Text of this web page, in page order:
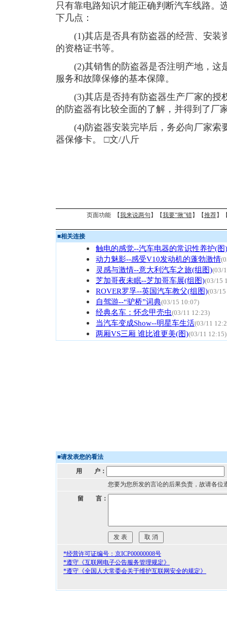
只有靠电路知识才能正确判断汽车线路。
下几点：
(1)其店是否具有防盗器的经营、安装
的资格证书等。
(2)其销售的防盗器是否注明产地，这
服务和故障保修的基本保障。
(3)其店是否持有防盗器生产厂家的授
的防盗器有比较全面的了解，并得到了厂
(4)防盗器安装完毕后，务必向厂家索
器保修卡。 □文/八斤
页面功能 【我来说两句 】【我要“揪”错】【推荐】
■相关连接
触电的感觉--汽车电器的常识性养护(图)
动力魅影--感受V10发动机的蓬勃激情
灵感与激情--意大利汽车之旅(组图)(03/
芝加哥夜未眠--芝加哥车展(组图)(03/15
ROVER罗孚--英国汽车教父(组图)(03/
自驾游--“驴桥”词典(03/15 10:07)
经典名车：怀念甲壳虫(03/11 12:23)
当汽车变成Show--明星车生活(03/11
两厢VS三厢 谁比谁更美(图)(03/11 12:15)
■请发表您的看法
用 户：
您要为您所发的言论的后果负责，故请各位
留 言：
*经营许可证编号：京ICP00000008号
*遵守《互联网电子公告服务管理规定》
*遵守《全国人大常委会关于维护互联网安全的规定》